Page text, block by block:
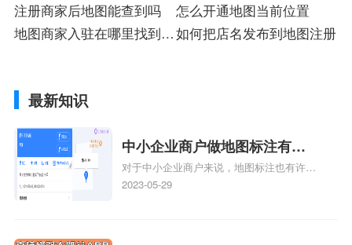
小区
注册商家后地图能查到吗
怎么开通地图当前位置
地图商家入驻在哪里找到注如何把店名发布到地图注册
最新知识
中小企业商户做地图标注有什
么好处
对于中小企业商户来说，地图标注也有许多
好处，包括：提高可见性和曝光率：通过在
2023-05-29